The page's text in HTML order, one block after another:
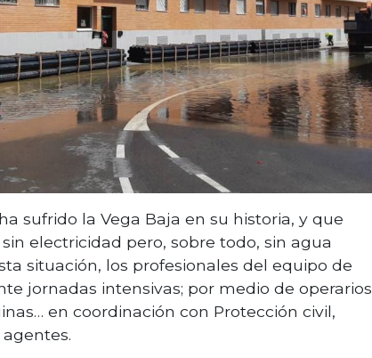
sufrido la Vega Baja en su historia, y que
electricidad pero, sobre todo, sin agua
situación, los profesionales del equipo de
jornadas intensivas; por medio de operarios
en coordinación con Protección civil,